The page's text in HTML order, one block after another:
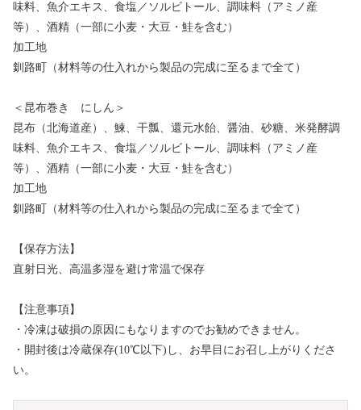
味料、魚介エキス、食塩／ソルビトール、調味料（アミノ産
等）、酒精（一部に小麦・大豆・鮭を含む）
加工地
釧路町（材料等の仕入れから製品の完成に至るまで全て）
＜昆布巻き にしん＞
昆布（北海道産）、鰊、干瓢、還元水飴、醤油、砂糖、米発酵調
味料、魚介エキス、食塩／ソルビトール、調味料（アミノ産
等）、酒精（一部に小麦・大豆・鮭を含む）
加工地
釧路町（材料等の仕入れから製品の完成に至るまで全て）
【保存方法】
直射日光、高温多湿を避け常温で保存
【注意事項】
・冷凍は破損の原因にもなりますのでお勧めできません。
・開封後は冷蔵保存(10℃以下)し、お早目にお召し上がりくださ
い。